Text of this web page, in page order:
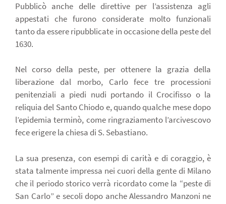
Pubblicò anche delle direttive per l’assistenza agli
appestati che furono considerate molto funzionali
tanto da essere ripubblicate in occasione della peste del
1630.
Nel corso della peste, per ottenere la grazia della
liberazione dal morbo, Carlo fece tre processioni
penitenziali a piedi nudi portando il Crocifisso o la
reliquia del Santo Chiodo e, quando qualche mese dopo
l’epidemia terminò, come ringraziamento l’arcivescovo
fece erigere la chiesa di S. Sebastiano.
La sua presenza, con esempi di carità e di coraggio, è
stata talmente impressa nei cuori della gente di Milano
che il periodo storico verrà ricordato come la “peste di
San Carlo” e secoli dopo anche Alessandro Manzoni ne